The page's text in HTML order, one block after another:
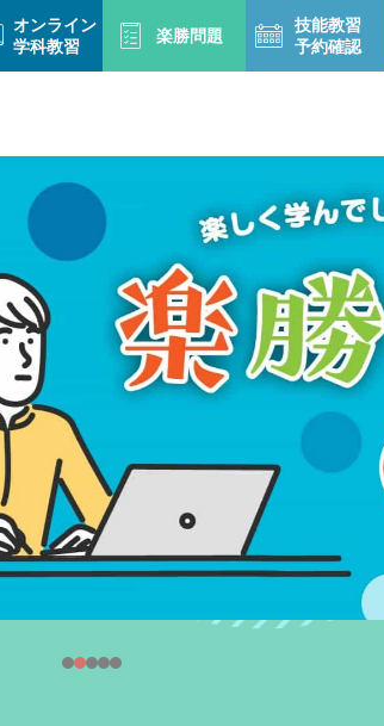
オンライン
学科教習
楽勝問題
技能教習
予約確認